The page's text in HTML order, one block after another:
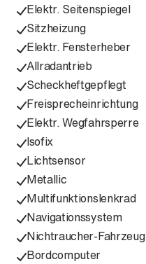
Elektr. Seitenspiegel
Sitzheizung
Elektr. Fensterheber
Allradantrieb
Scheckheftgepflegt
Freisprecheinrichtung
Elektr. Wegfahrsperre
Isofix
Lichtsensor
Metallic
Multifunktionslenkrad
Navigationssystem
Nichtraucher-Fahrzeug
Bordcomputer